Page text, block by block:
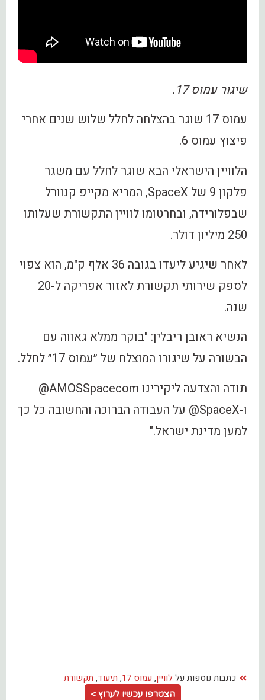
שיגור עמוס 17.
‏עמוס 17 שוגר בהצלחה לחלל שלוש שנים אחרי
פיצוץ עמוס 6.
הלוויין הישראלי הבא שוגר לחלל עם משגר
פלקון 9 של SpaceX, המריא מקייפ קנוורל
שבפלורידה, ובחרטומו לוויין התקשורת שעלותו
250 מיליון דולר.
לאחר שיגיע ליעדו בגובה 36 אלף ק"מ, הוא צפוי
לספק שירותי תקשורת לאזור אפריקה ל-20
שנה.
הנשיא ראובן ריבלין: ‏"בוקר ממלא גאווה עם
הבשורה על שיגורו המוצלח של ״עמוס 17״ לחלל.
תודה והצדעה ליקירינו ‎@AMOSSpacecom
ו-‎@SpaceX על העבודה הברוכה והחשובה כל כך
למען מדינת ישראל."
כתבות נוספות עללוויין, עמוס 17 , תיעוד, תקשורת
הצטרפו עכשיו לערוץ >